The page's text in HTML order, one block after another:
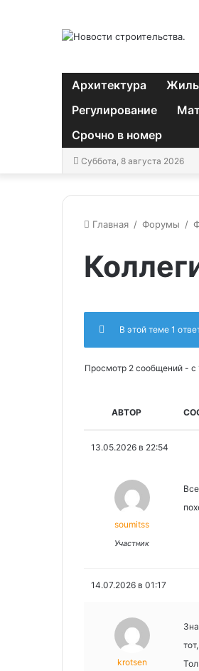
Архитектура
Регулирование
Срочно в номер
Суббота, 8 августа 2026
Главная / Форумы /
В этой теме 1
Просмотр 2 сообщений - с
АВТОР
13.05.2026 в 22:54
soumitss
Участник
14.07.2026 в 01:17
krotsen